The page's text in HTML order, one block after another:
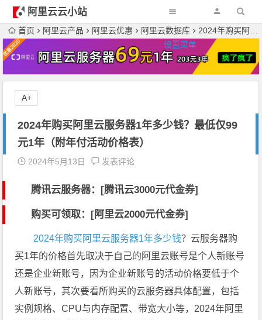
阿里云云小站
设置菜单
首页 阿里云产品 阿里云优惠 阿里云数据库 2024年购买阿里云服务器1年多少钱？最低仅99元1年（附年付活动价格表）
2024年购买阿里云服务器1年多少钱？最低仅99
元1年（附年付活动价格表）
2024年5月13日 发表评论
腾讯云服务器：[腾讯云3000元代金券]
购买可领取：[阿里云2000元代金券]
2024年购买阿里云服务器1年多少钱？云服务器购
买1年的价格首先取决于自己的阿里云账号是个人新账号
还是企业新账号，因为企业新账号的活动价格要低于个
人新账号，其次要看所购买的云服务器具体配置，包括
实例规格、CPU与内存配置、带宽大小等，2024年阿里
A+